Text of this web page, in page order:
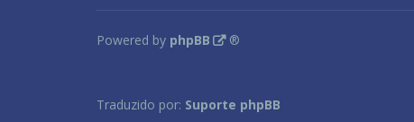
Powered by phpBB ®
Traduzido por: Suporte phpBB